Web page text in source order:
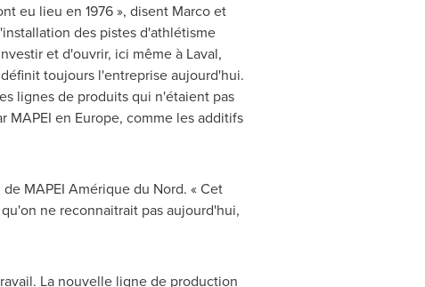
eu lieu en 1976 », disent Marco et
des pistes d'athlétisme
et d'ouvrir, ici même à Laval,
toujours l'entreprise aujourd'hui.
lignes de produits qui n'étaient pas
MAPEI en Europe, comme les additifs
MAPEI Amérique du Nord. « Cet
ne reconnaitrait pas aujourd'hui,
La nouvelle ligne de production